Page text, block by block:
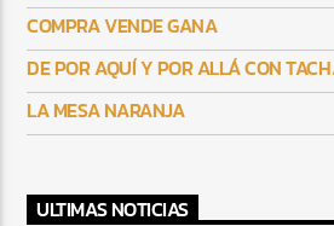
COMPRA VENDE GANA
DE POR AQUÍ Y POR ALLÁ CON
LA MESA NARANJA
ULTIMAS NOTICIAS